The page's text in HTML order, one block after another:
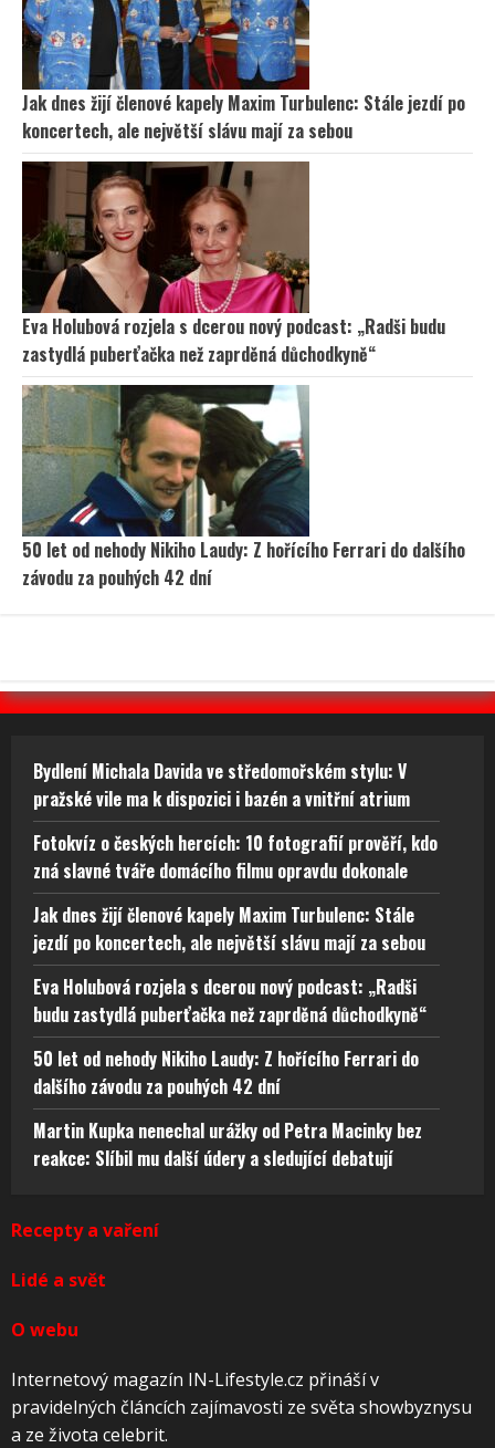
Jak dnes žijí členové kapely Maxim Turbulenc: Stále jezdí po
koncertech, ale největší slávu mají za sebou
Eva Holubová rozjela s dcerou nový podcast: „Radši budu
zastydlá puberťačka než zaprděná důchodkyně“
50 let od nehody Nikiho Laudy: Z hořícího Ferrari do dalšího
závodu za pouhých 42 dní
Bydlení Michala Davida ve středomořském stylu: V
pražské vile ma k dispozici i bazén a vnitřní atrium
Fotokvíz o českých hercích: 10 fotografií prověří, kdo
zná slavné tváře domácího filmu opravdu dokonale
Jak dnes žijí členové kapely Maxim Turbulenc: Stále
jezdí po koncertech, ale největší slávu mají za sebou
Eva Holubová rozjela s dcerou nový podcast: „Radši
budu zastydlá puberťačka než zaprděná důchodkyně“
50 let od nehody Nikiho Laudy: Z hořícího Ferrari do
dalšího závodu za pouhých 42 dní
Martin Kupka nenechal urážky od Petra Macinky bez
reakce: Slíbil mu další údery a sledující debatují
Recepty a vaření
Lidé a svět
O webu
Internetový magazín IN-Lifestyle.cz přináší v
pravidelných článcích zajímavosti ze světa showbyznysu
a ze života celebrit.